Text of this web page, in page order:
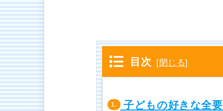
目次 [閉じる]
1. 子どもの好きな全